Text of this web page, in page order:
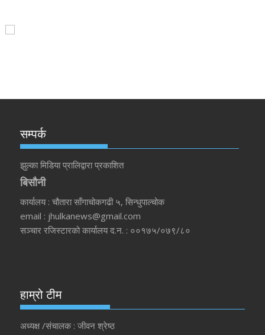
सम्पर्क
झुल्का मिडिया प्रालिद्वारा प्रकाशित
बिसौनी
कार्यालय : चौतारा साँगाचोकगढी ५, सिन्धुपाल्चोक
email : jhulkanews@gmail.com
सञ्चार रजिस्टारको कार्यालय द.न. : ००१७५/०७९/८०
हाम्रो टीम
अध्यक्ष /संचालक : जीवन श्रेष्ठ